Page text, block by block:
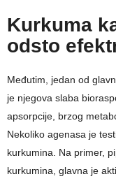
Kurkuma
odsto
Međutim, jedan od
je njegova slaba
apsorpcije, brzog
Nekoliko agenasa je
kurkumina. Na primer,
kurkumina, glavna je